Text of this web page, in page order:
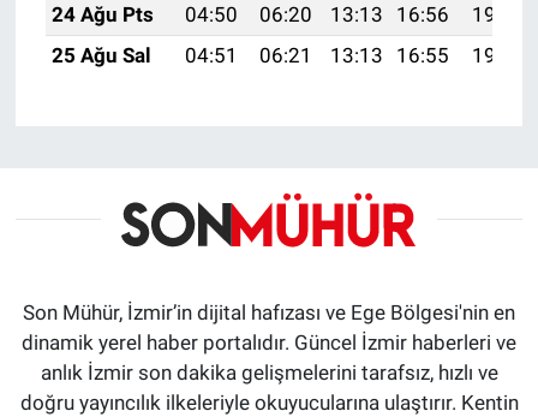
24 Ağu Pts
04:50 06:20 13:13 16:56
19:56
25 Ağu Sal
04:51 06:21 13:13 16:55 19:55
Son Mühür, İzmir’in dijital hafızası ve Ege Bölgesi'nin en
dinamik yerel haber portalıdır. Güncel İzmir haberleri ve
anlık İzmir son dakika gelişmelerini tarafsız, hızlı ve
doğru yayıncılık ilkeleriyle okuyucularına ulaştırır. Kentin